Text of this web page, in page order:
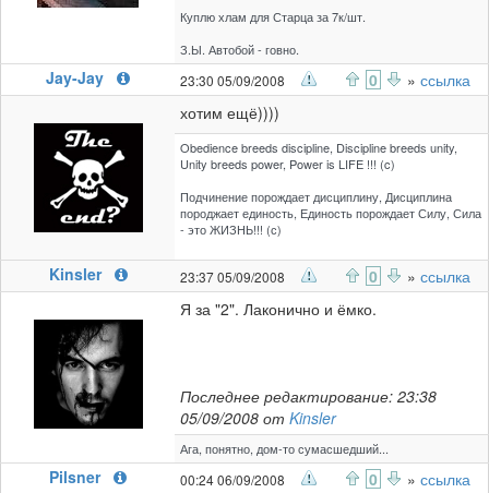
Куплю хлам для Старца за 7к/шт.
З.Ы. Автобой - говно.
Jay-Jay 23:30 05/09/2008 0 » ссылка
хотим ещё))))
Obedience breeds discipline, Discipline breeds unity,
Unity breeds power, Power is LIFE !!! (c)
Подчинение порождает дисциплину, Дисциплина
породжает единость, Единость порождает Силу, Сила
- это ЖИЗНЬ!!! (с)
Kinsler 23:37 05/09/2008 0 » ссылка
Я за "2". Лаконично и ёмко.
Последнее редактирование: 23:38
05/09/2008 от Kinsler
Ага, понятно, дом-то сумасшедший...
Pilsner 00:24 06/09/2008 0 » ссылка